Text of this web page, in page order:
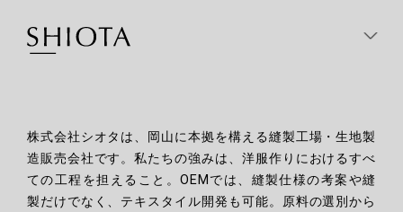
株式会社シオタは、岡山に本拠を構える縫製工場・生地製
造販売会社です。私たちの強みは、洋服作りにおけるすべ
ての工程を担えること。 OEMでは、縫製仕様の考案や縫
製だけでなく、テキスタイル開発も可能。 原料の選別から